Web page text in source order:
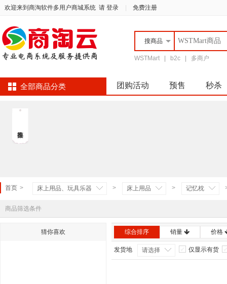
欢迎来到商淘软件多用户商城系统 请 登录 免费注册
搜商品
WSTMart b2c 多商户
全部商品分类 团购活动 预售 秒杀
首页 > 床上用品、玩具乐器 > 床上用品 > 记忆枕
商品筛选条件
猜你喜欢 综合排序 销量 价格
发货地 请选择 仅显示有货